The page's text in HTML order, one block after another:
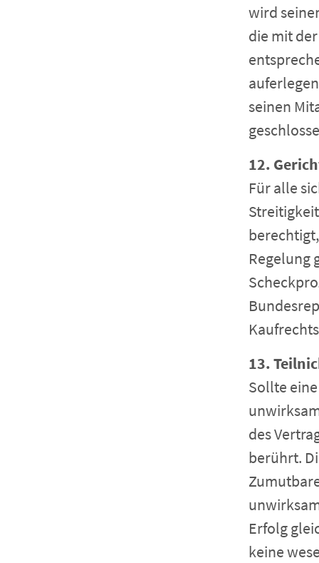
wird
die mit
seinen
12.
Für alle
Regelung
13.
Sollte
des
berührt.
Erfolg
keine